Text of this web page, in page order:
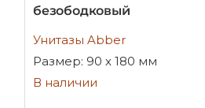
безободковый
Унитазы Abber
Размер: 90 х 180 мм
В наличии